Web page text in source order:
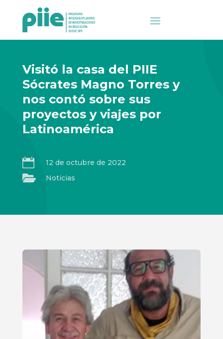
Visitó la casa del PIIE
Sócrates Magno Torres y
nos contó sobre sus
proyectos y viajes por
Latinoamérica
 12 de octubre de 2022
 Noticias